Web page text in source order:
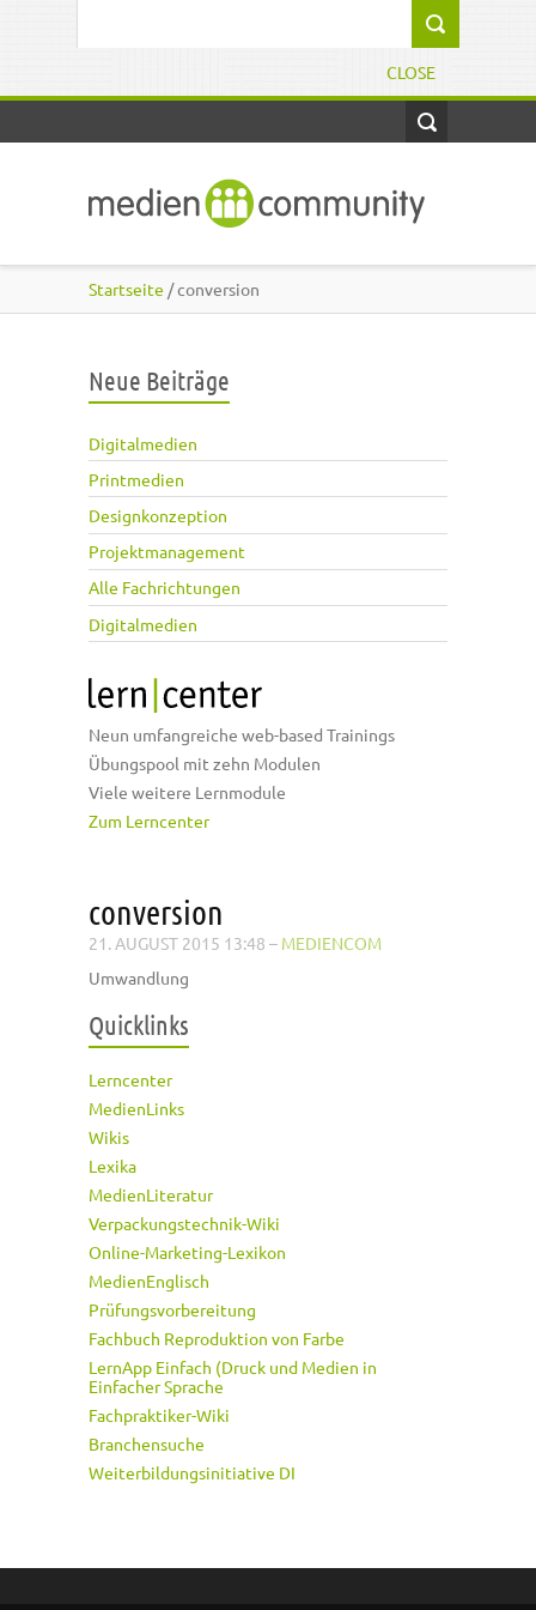
CLOSE
Startseite / conversion
Neue Beiträge
Digitalmedien
Printmedien
Designkonzeption
Projektmanagement
Alle Fachrichtungen
Digitalmedien
Neun umfangreiche web-based Trainings
Übungspool mit zehn Modulen
Viele weitere Lernmodule
Zum Lerncenter
conversion
21. AUGUST 2015 13:48 – MEDIENCOM
Umwandlung
Quicklinks
Lerncenter
MedienLinks
Wikis
Lexika
MedienLiteratur
Verpackungstechnik-Wiki
Online-Marketing-Lexikon
MedienEnglisch
Prüfungsvorbereitung
Fachbuch Reproduktion von Farbe
LernApp Einfach (Druck und Medien in
Einfacher Sprache
Fachpraktiker-Wiki
Branchensuche
Weiterbildungsinitiative DI